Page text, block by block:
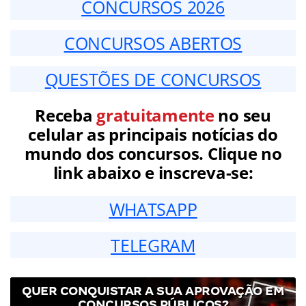
CONCURSOS 2026
CONCURSOS ABERTOS
QUESTÕES DE CONCURSOS
Receba gratuitamenteno seu
celular as principais notícias do
mundo dos concursos. Clique no
link abaixo e inscreva-se:
WHATSAPP
TELEGRAM
QUER CONQUISTAR A SUA APROVAÇÃO EM